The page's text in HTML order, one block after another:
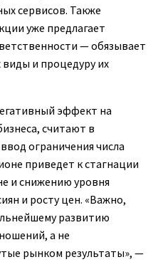
сервисов. Также
уже предлагает
— обязывает
и процедуру их
эффект на
считают в
ограничения числа
приведет к стагнации
и снижению уровня
и росту цен. «Важно,
развитию
а не
рынком результаты», —